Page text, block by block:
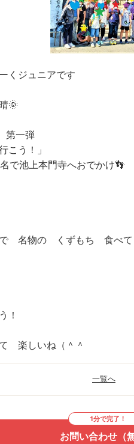
くジュニアです
🌞
第一弾
こう！」
で池上本門寺へおでかけ👣
名物の くずもち 食べて
！
楽しいね（＾＾
一覧へ
1分で完了！
お問い合わせ（